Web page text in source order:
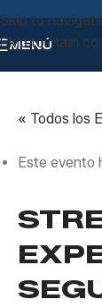
Skip to
Skip to main
MENÚ
« Todos los
Este evento